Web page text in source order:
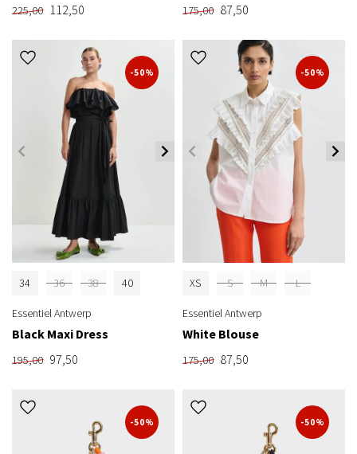
225,00 112,50 175,00 87,50
-50%
34 36 38 40
Essentiel Antwerp
Black Maxi Dress
195,00 97,50
-50%
XS S M L
Essentiel Antwerp
White Blouse
175,00 87,50
-50% -50%